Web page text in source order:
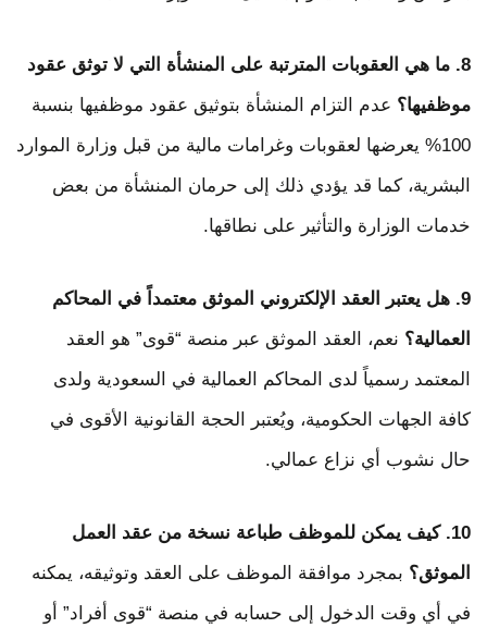
8. ما هي العقوبات المترتبة على المنشأة التي لا توثق عقود
موظفيها؟ عدم التزام المنشأة بتوثيق عقود موظفيها بنسبة
100% يعرضها لعقوبات وغرامات مالية من قبل وزارة الموارد
البشرية، كما قد يؤدي ذلك إلى حرمان المنشأة من بعض
خدمات الوزارة والتأثير على نطاقها.
9. هل يعتبر العقد الإلكتروني الموثق معتمداً في المحاكم
العمالية؟ نعم، العقد الموثق عبر منصة “قوى” هو العقد
المعتمد رسمياً لدى المحاكم العمالية في السعودية ولدى
كافة الجهات الحكومية، ويُعتبر الحجة القانونية الأقوى في
حال نشوب أي نزاع عمالي.
10. كيف يمكن للموظف طباعة نسخة من عقد العمل
الموثق؟ بمجرد موافقة الموظف على العقد وتوثيقه، يمكنه
في أي وقت الدخول إلى حسابه في منصة “قوى أفراد” أو